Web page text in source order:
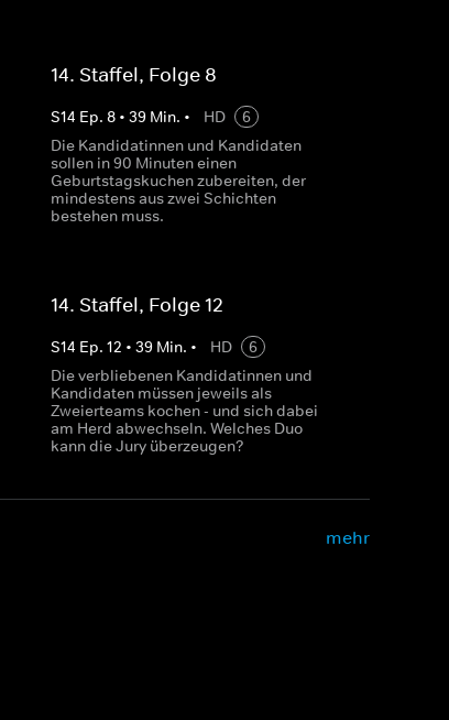
14. Staffel, Folge 8
S14 Ep. 8• 39Min. • HD
6
Die Kandidatinnen und Kandidaten
sollen in 90 Minuten einen
Geburtstagskuchen zubereiten, der
mindestens aus zwei Schichten
bestehen muss.
14. Staffel, Folge 12
S14 Ep. 12 • 39Min. • HD
6
Die verbliebenen Kandidatinnen und
Kandidaten müssen jeweils als
Zweierteams kochen - und sich dabei
am Herd abwechseln. Welches Duo
kann die Jury überzeugen?
mehr